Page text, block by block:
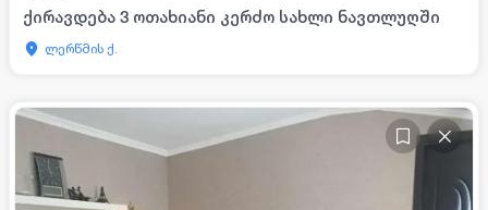
ქირავდება 3 ოთახიანი კერძო სახლი ნავთლუღში
ლერწმის ქ.